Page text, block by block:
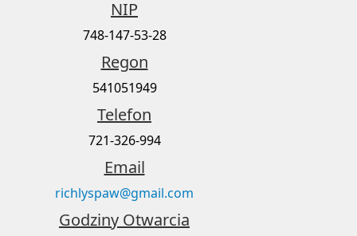
NIP
748-147-53-28
Regon
541051949
Telefon
721-326-994
Email
richlyspaw@gmail.com
Godziny Otwarcia